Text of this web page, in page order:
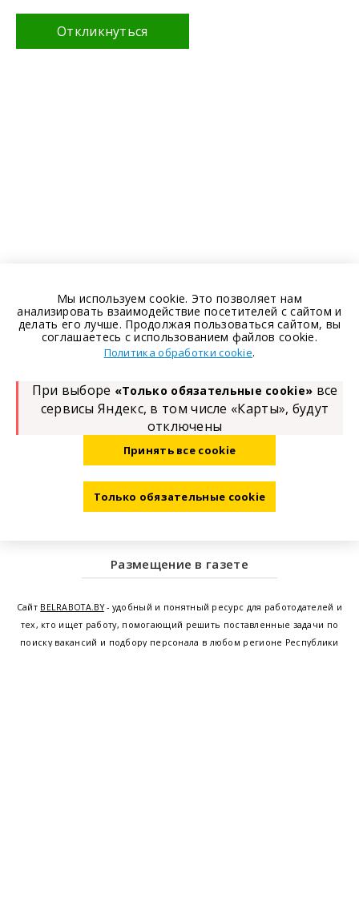
Откликнуться
Размещение в газете
Сайт BELRABOTA.BY- удобный и понятный ресурс для работодателей и
тех, кто ищет работу, помогающий решить поставленные задачи по
поиску вакансий и подбору персонала в любом регионе Республики
Мы используем cookie. Это позволяет нам
анализировать взаимодействие посетителей с сайтом и
делать его лучше. Продолжая пользоваться сайтом, вы
соглашаетесь с использованием файлов cookie.
Политика обработки cookie.
При выборе «Только обязательные cookie» все
сервисы Яндекс, в том числе «Карты», будут
отключены
Принять все cookie
Только обязательные cookie